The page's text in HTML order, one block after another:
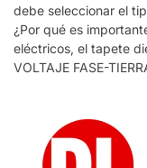
debe seleccionar el
¿Por qué es
eléctricos, el tapete
VOLTAJE FASE-